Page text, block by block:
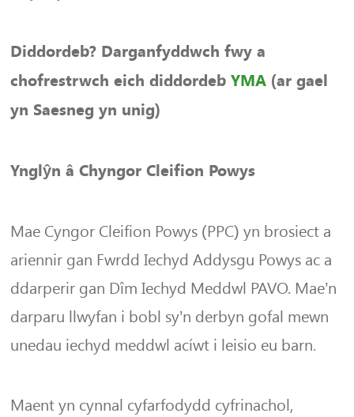
Diddordeb? Darganfyddwch fwy a
chofrestrwch eich diddordebYMA (ar gael
yn Saesneg yn unig)
Ynglŷn â Chyngor Cleifion Powys
Mae Cyngor Cleifion Powys (PPC) yn brosiect a
ariennir gan Fwrdd Iechyd Addysgu Powys ac a
ddarperir gan Dîm Iechyd Meddwl PAVO. Mae’n
darparu llwyfan i bobl sy’n derbyn gofal mewn
unedau iechyd meddwl acíwt i leisio eu barn.
Maent yn cynnal cyfarfodydd cyfrinachol,